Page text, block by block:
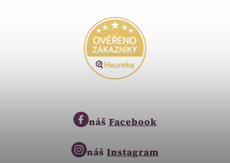
náš Facebook
náš Instagram